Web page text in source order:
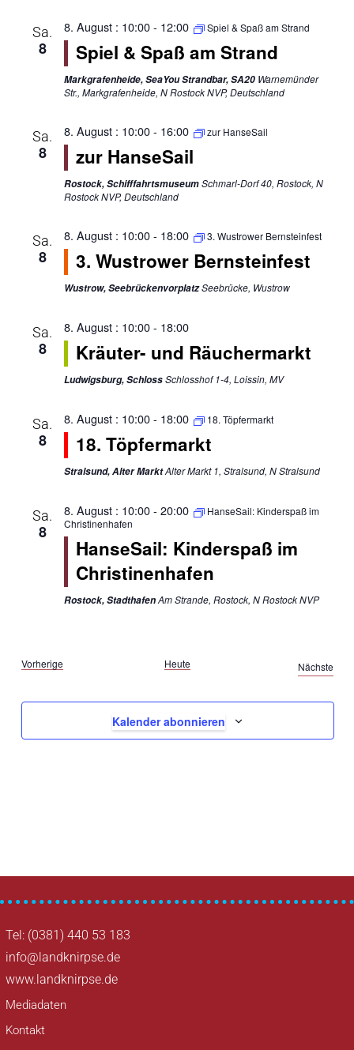
Sa.
8
8. August : 10:00- 12:00 Spiel & Spaß am Strand
Spiel & Spaß am Strand
Markgrafenheide, SeaYou Strandbar, SA20 Warnemünder
Str., Markgrafenheide, N Rostock NVP, Deutschland
Sa.
8
8. August : 10:00- 16:00 zur HanseSail
zur HanseSail
Rostock, SchifffahrtsmuseumSchmarl-Dorf 40, Rostock, N
Rostock NVP, Deutschland
Sa.
8
8. August : 10:00- 18:00 3. Wustrower Bernsteinfest
3. Wustrower Bernsteinfest
Wustrow, SeebrückenvorplatzSeebrücke, Wustrow
Sa.
8
8. August : 10:00- 18:00
Kräuter- und Räuchermarkt
Ludwigsburg, SchlossSchlosshof 1-4, Loissin, MV
Sa.
8
8. August : 10:00- 18:00 18. Töpfermarkt
18. Töpfermarkt
Stralsund, Alter MarktAlter Markt 1, Stralsund, N Stralsund
Sa.
8
8. August : 10:00- 20:00
HanseSail: Kinderspaß im
Christinenhafen
HanseSail: Kinderspaß im
Christinenhafen
Rostock, StadthafenAm Strande, Rostock, N Rostock NVP
VorherigeVeranstaltungen Heute Nächste
Kalender abonnieren
Tel: (0381) 440 53 183
info@landknirpse.de
www.landknirpse.de
Mediadaten
Kontakt